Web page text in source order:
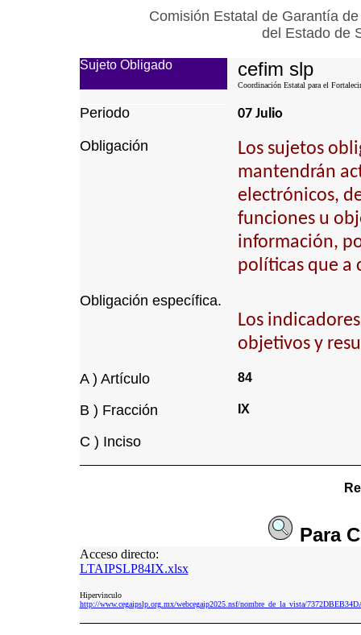
Comisión Estatal de Garantía
del Estado de
Sujeto Obligado cefim slp
Coordinación Estatal para el
Periodo 07 Julio
Obligación
Los sujetos
mantendrán
electrónicos,
funciones u
información,
políticas que a
Obligación específica.
Los
objetivos y
A ) Artículo 84
B ) Fracción IX
C ) Inciso
Para
Acceso directo:
LTAIPSLP84IX.xlsx
Hipervinculo
http://www.cegaipslp.org.mx/webcegaip2025.nsf/nombre_de_la_vista/